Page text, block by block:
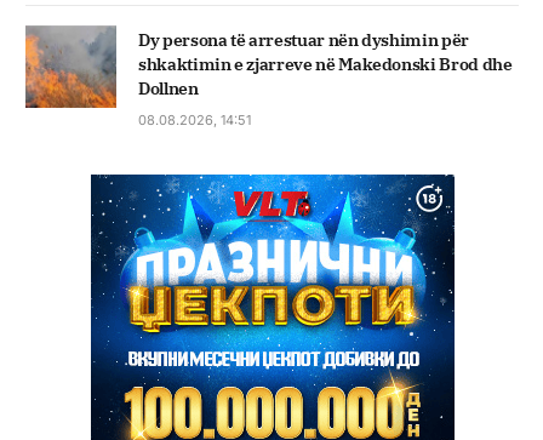
Dy persona të arrestuar nën dyshimin për
shkaktimin e zjarreve në Makedonski Brod dhe
Dollnen
08.08.2026, 14:51